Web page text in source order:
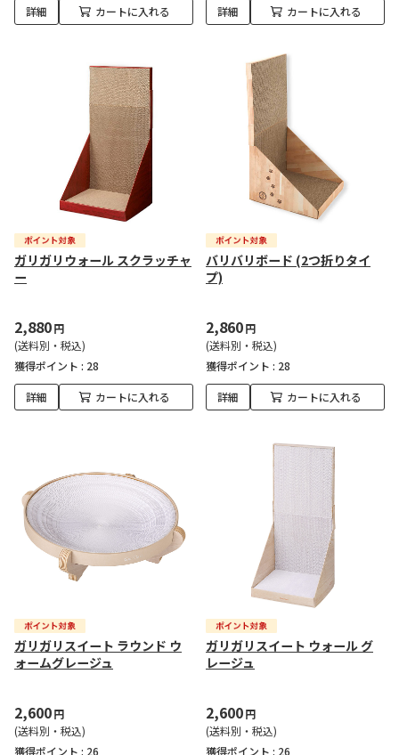
詳細 カートに入れる 詳細 カートに入れる
ガリガリウォール スクラッチャ
ー
2,880円
(送料別・税込)
獲得ポイント : 28
詳細 カートに入れる
バリバリボード (2つ折りタイ
プ)
2,860円
(送料別・税込)
獲得ポイント : 28
詳細 カートに入れる
ガリガリスイート ラウンド ウ
ォームグレージュ
2,600円
(送料別・税込)
獲得ポイント : 26
ガリガリスイート ウォール グ
レージュ
2,600円
(送料別・税込)
獲得ポイント : 26